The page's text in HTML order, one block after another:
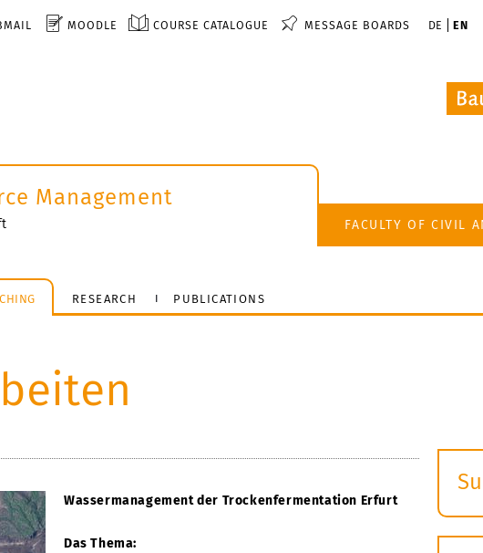
MOODLE COURSE CATALOGUE MESSAGE BOARDS DE EN
Management
FACULTY OF CIVIL
RESEARCH PUBLICATIONS
Wassermanagement der Trockenfermentation Erfurt
Das Thema: